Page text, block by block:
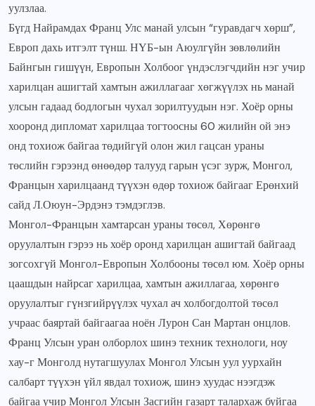
уулзлаа.
Бүгд Найрамдах Франц Улс манай улсын “гуравдагч хөрш”,
Европ дахь итгэлт түнш. НҮБ-ын Аюулгүйн зөвлөлийн
Байнгын гишүүн, Европын Холбоог үндэслэгчдийн нэг учир
харилцан ашигтай хамтын ажиллагааг хөгжүүлэх нь манай
улсын гадаад бодлогын чухал зорилтуудын нэг. Хоёр орны
хооронд дипломат харилцаа тогтоосны 60 жилийн ой энэ
онд тохиож байгаа төдийгүй олон жил гацсан ураны
төслийн гэрээнд өнөөдөр талууд гарын үсэг зурж, Монгол,
Францын харилцаанд түүхэн өдөр тохиож байгааг Ерөнхий
сайд Л.Оюун-Эрдэнэ тэмдэглэв.
Монгол-Францын хамтарсан ураны төсөл, Хөрөнгө
оруулалтын гэрээ нь хоёр оронд харилцан ашигтай байгаад
зогсохгүй Монгол-Европын Холбооны төсөл юм. Хоёр орны
цаашдын найрсаг харилцаа, хамтын ажиллагаа, хөрөнгө
оруулалтыг гүнзгийрүүлэх чухал ач холбогдолтой төсөл
учраас баяртай байгаагаа ноён Лурон Сан Мартан онцлов.
Франц Улсын уран олборлох шинэ техник технологи, ноу
хау-г Монголд нутагшуулах Монгол Улсын уул уурхайн
салбарт түүхэн үйл явдал тохиож, шинэ хуудас нээгдэж
байгаа учир Монгол Улсын Засгийн газарт талархаж буйгаа